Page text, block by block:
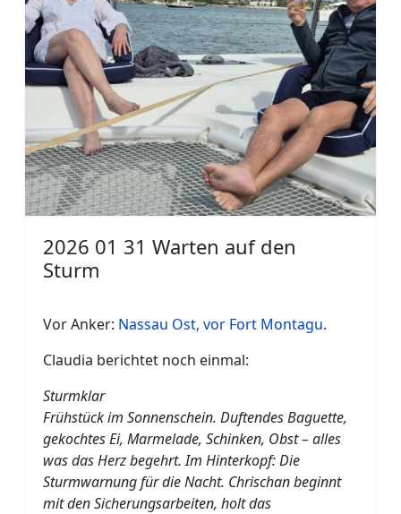
2026 01 31 Warten auf den
Sturm
Vor Anker: Nassau Ost, vor Fort Montagu.
Claudia berichtet noch einmal:
Sturmklar
Frühstück im Sonnenschein. Duftendes Baguette,
gekochtes Ei, Marmelade, Schinken, Obst – alles
was das Herz begehrt. Im Hinterkopf: Die
Sturmwarnung für die Nacht. Chrischan beginnt
mit den Sicherungsarbeiten, holt das